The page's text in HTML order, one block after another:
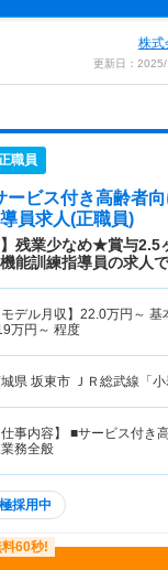
株式
更新日：
職員
ービス付き高齢者
員求人(正職員)
】残業少なめ★賞与2.5
能訓練指導員の求人
モデル月収】 22.0万円～ 基
万円～ 程度
県 坂東市 ＪＲ総武線「
仕事内容】 ■サービス付き
務全般
採用中